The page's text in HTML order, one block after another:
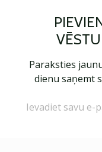
Paraksties
dienu saņemt